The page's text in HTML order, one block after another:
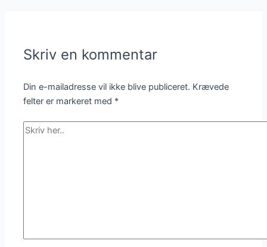
Skriv en kommentar
Din e-mailadresse vil ikke blive publiceret. Krævede
felter er markeret med *
Skriv